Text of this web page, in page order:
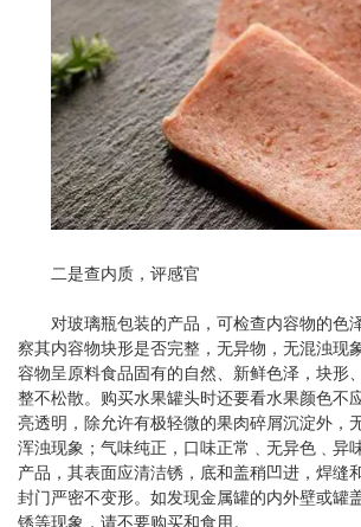
二是查内质，评感官
对玻璃瓶包装的产品，可检查内容物的色
察其内容物块形是否完整，无异物，无混浊现
容物呈原料食品固有的自然、新鲜色泽，块形
整不松散。购买水果罐头时还要看水果颜色不
亮透明，除允许有极轻微的果肉碎屑沉淀外，
浑浊现象；气味纯正，口味正常﹑无异色﹑异
产品，其表面应清洁锈，底和盖稍凹进，焊缝
封门严密不变形。如发现金属罐的内外壁或罐
锈等现象，请不要购买和食用。